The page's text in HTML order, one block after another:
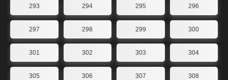
293 294 295 296
297 298 299 300
301 302 303 304
305 306 307 308